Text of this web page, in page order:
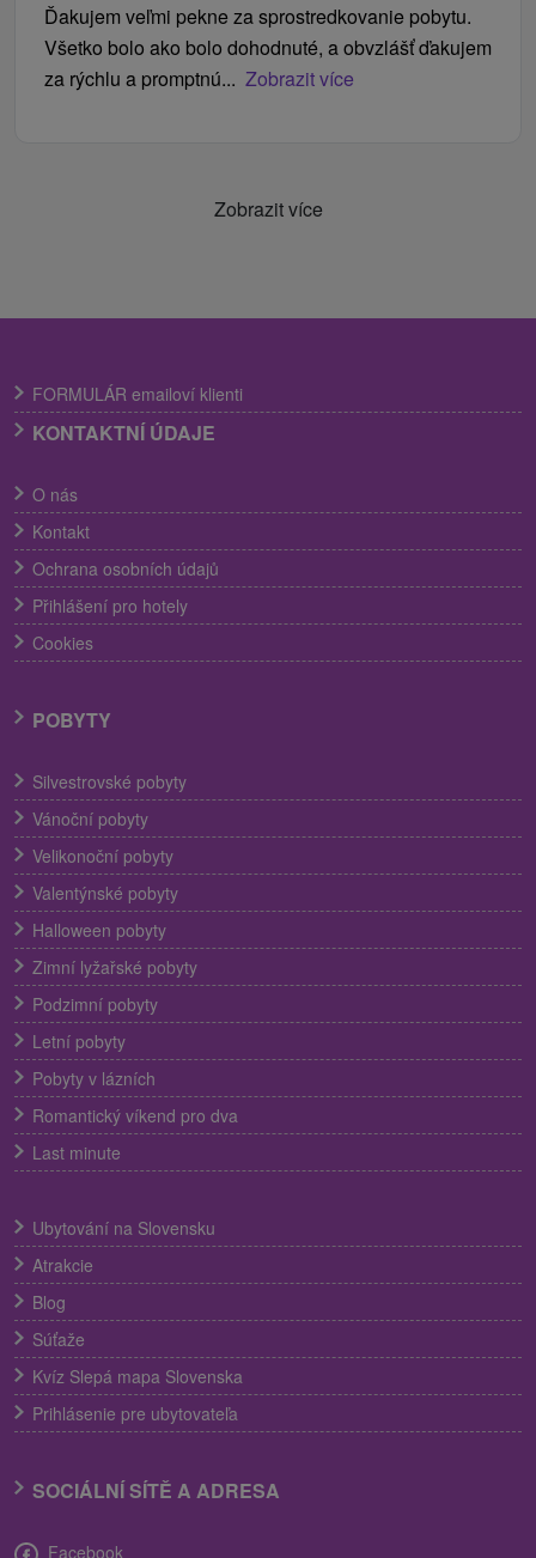
Ďakujem veľmi pekne za sprostredkovanie pobytu.
Všetko bolo ako bolo dohodnuté, a obvzlášť ďakujem
za rýchlu a promptnú... Zobrazit více
Zobrazit více
FORMULÁR emailoví klienti
KONTAKTNÍ ÚDAJE
O nás
Kontakt
Ochrana osobních údajů
Přihlášení pro hotely
Cookies
POBYTY
Silvestrovské pobyty
Vánoční pobyty
Velikonoční pobyty
Valentýnské pobyty
Halloween pobyty
Zimní lyžařské pobyty
Podzimní pobyty
Letní pobyty
Pobyty v lázních
Romantický víkend pro dva
Last minute
Ubytování na Slovensku
Atrakcie
Blog
Súťaže
Kvíz Slepá mapa Slovenska
Prihlásenie pre ubytovateľa
SOCIÁLNÍ SÍTĚ A ADRESA
Facebook